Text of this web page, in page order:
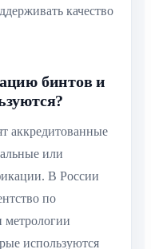
качество
бинтов и
аккредитованные
или
В России
по
метрологии
используются